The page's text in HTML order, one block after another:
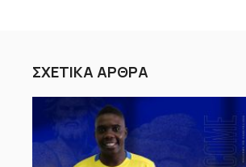
ΣΧΕΤΙΚΑ ΑΡΘΡΑ